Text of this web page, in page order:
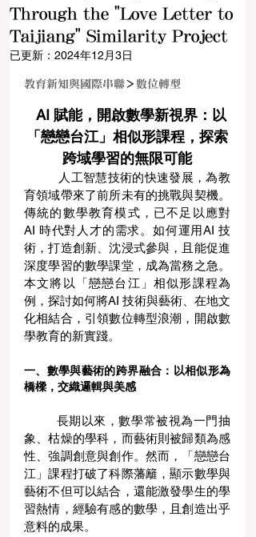
Through the "Love Letter to
Taijiang" Similarity Project
已更新： 2024年12月3日
教育新知與國際串聯＞ 數位轉型
AI 賦能，開啟數學新視界：以
「戀戀台江」相似形課程，探索
跨域學習的無限可能
育領域帶來了前所未有的挑戰與契機。
傳統的數學教育模式，已不足以應對
AI 時代對人才的需求。如何運用AI 技
術，打造創新、沈浸式參與，且能促進
深度學習的數學課堂，成為當務之急。
本文將以「戀戀台江」相似形課程為
例，探討如何將AI 技術與藝術、在地文
化相結合，引領數位轉型浪潮，開啟數
學教育的新實踐。
一、數學與藝術的跨界融合：以相似形為
橋樑，交織邏輯與美感
象、枯燥的學科，而藝術則被歸類為感
性、強調創意與創作。然而，「戀戀台
江」課程打破了科際藩籬，顯示數學與
藝術不但可以結合，還能激發學生的學
習熱情，經驗有感的數學，且創造出乎
意料的成果。